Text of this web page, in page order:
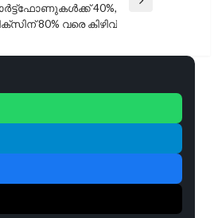
40%,
80% വരെ കിഴിവ്